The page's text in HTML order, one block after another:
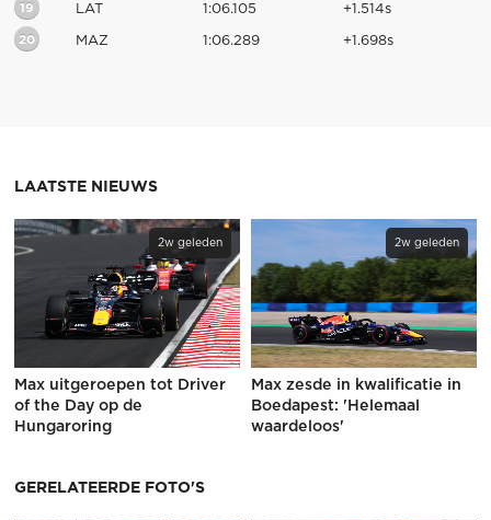
19 LAT 1:06.105 +1.514s
20 MAZ 1:06.289 +1.698s
LAATSTE NIEUWS
2w geleden
Max uitgeroepen tot Driver
of the Day op de
Hungaroring
2w geleden
Max zesde in kwalificatie in
Boedapest: 'Helemaal
waardeloos'
GERELATEERDE FOTO'S